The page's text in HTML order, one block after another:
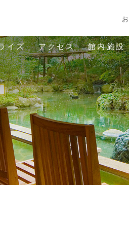
イズ アクセス 館内施設